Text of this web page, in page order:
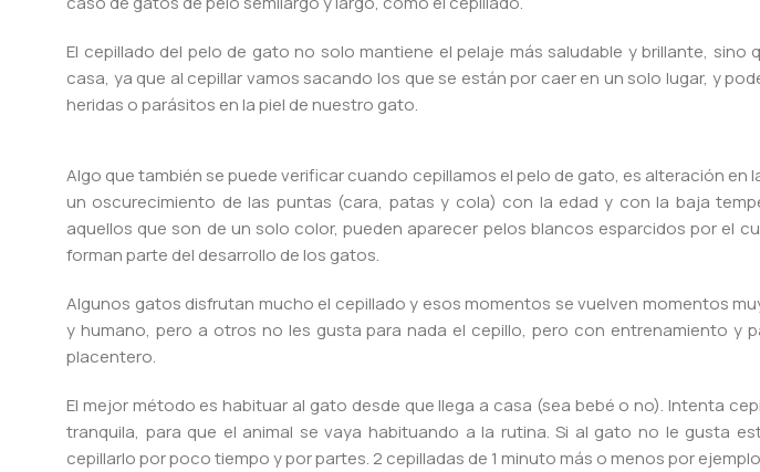
El cepillado del pelo de gato no solo mantiene el pelaje más saludable y brillante, sino
casa, ya que al cepillar vamos sacando los que se están por caer en un solo lugar, y
heridas o parásitos en la piel de nuestro gato.
Algo que también se puede verificar cuando cepillamos el pelo de gato, es alteración en
un oscurecimiento de las puntas (cara, patas y cola) con la edad y con la baja
aquellos que son de un solo color, pueden aparecer pelos blancos esparcidos por el
forman parte del desarrollo de los gatos.
Algunos gatos disfrutan mucho el cepillado y esos momentos se vuelven momentos
y humano, pero a otros no les gusta para nada el cepillo, pero con entrenamiento y
placentero.
El mejor método es habituar al gato desde que llega a casa (sea bebé o no). Intenta
tranquila, para que el animal se vaya habituando a la rutina. Si al gato no le gusta
cepillarlo por poco tiempo y por partes. 2 cepilladas de 1 minuto más o menos por